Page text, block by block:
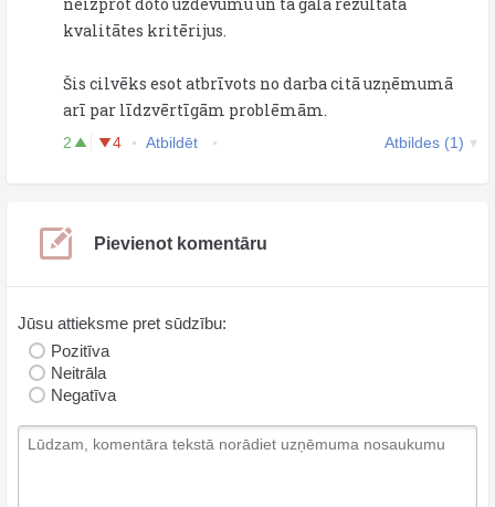
kvalitātes kritērijus.
Šis cilvēks esot atbrīvots no darba citā uzņēmumā
arī par līdzvērtīgām problēmām.
2 4 Atbildēt Atbildes (1)
Pievienot komentāru
Jūsu attieksme pret sūdzību:
Pozitīva
Neitrāla
Negatīva